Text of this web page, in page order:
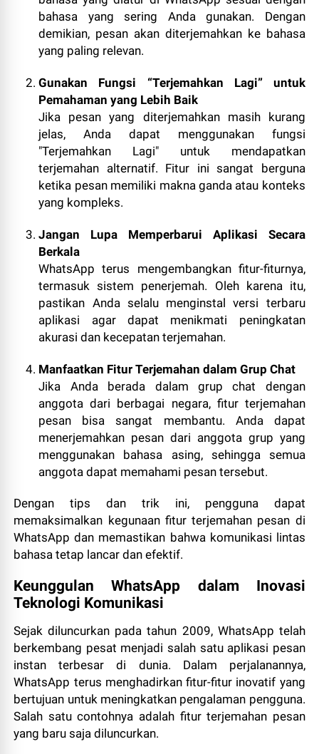
bahasa yang sering Anda gunakan. Dengan
demikian, pesan akan diterjemahkan ke bahasa
yang paling relevan.
Gunakan Fungsi “Terjemahkan Lagi” untuk
Pemahaman yang Lebih Baik
Jika pesan yang diterjemahkan masih kurang
jelas, Anda dapat menggunakan fungsi
"Terjemahkan Lagi" untuk mendapatkan
terjemahan alternatif. Fitur ini sangat berguna
ketika pesan memiliki makna ganda atau konteks
yang kompleks.
Jangan Lupa Memperbarui Aplikasi Secara
Berkala
WhatsApp terus mengembangkan fitur-fiturnya,
termasuk sistem penerjemah. Oleh karena itu,
pastikan Anda selalu menginstal versi terbaru
aplikasi agar dapat menikmati peningkatan
akurasi dan kecepatan terjemahan.
Manfaatkan Fitur Terjemahan dalam Grup Chat
Jika Anda berada dalam grup chat dengan
anggota dari berbagai negara, fitur terjemahan
pesan bisa sangat membantu. Anda dapat
menerjemahkan pesan dari anggota grup yang
menggunakan bahasa asing, sehingga semua
anggota dapat memahami pesan tersebut.
Dengan tips dan trik ini, pengguna dapat
memaksimalkan kegunaan fitur terjemahan pesan di
WhatsApp dan memastikan bahwa komunikasi lintas
bahasa tetap lancar dan efektif.
Keunggulan WhatsApp dalam Inovasi
Teknologi Komunikasi
Sejak diluncurkan pada tahun 2009, WhatsApp telah
berkembang pesat menjadi salah satu aplikasi pesan
instan terbesar di dunia. Dalam perjalanannya,
WhatsApp terus menghadirkan fitur-fitur inovatif yang
bertujuan untuk meningkatkan pengalaman pengguna.
Salah satu contohnya adalah fitur terjemahan pesan
yang baru saja diluncurkan.